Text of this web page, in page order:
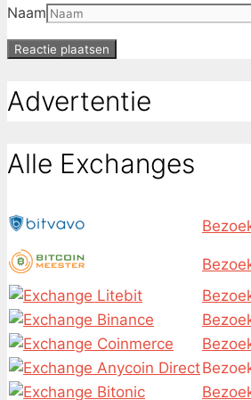
Naam
Advertentie
Alle Exchanges